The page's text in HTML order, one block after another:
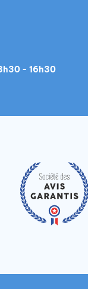
- 16h30